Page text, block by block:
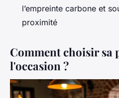
l’empreinte carbone et
proximité
Comment choisir sa
l'occasion ?